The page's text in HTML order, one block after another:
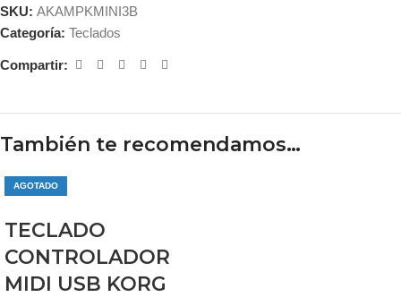
SKU: AKAMPKMINI3B
Categoría: Teclados
Compartir:
También te recomendamos…
AGOTADO
TECLADO
CONTROLADOR
MIDI USB KORG